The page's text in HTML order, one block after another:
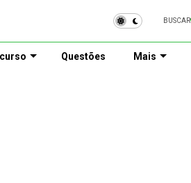
BUSCAR
Questões Mais